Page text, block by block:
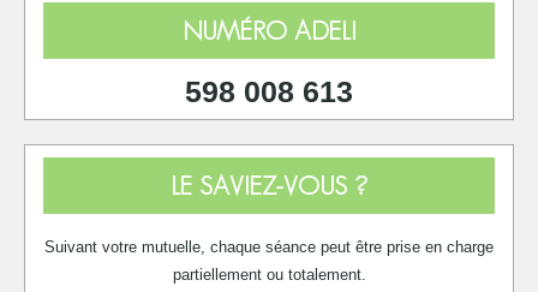
NUMÉRO ADELI
598 008 613
LE SAVIEZ-VOUS ?
Suivant votre mutuelle, chaque séance peut être prise en charge
partiellement ou totalement.